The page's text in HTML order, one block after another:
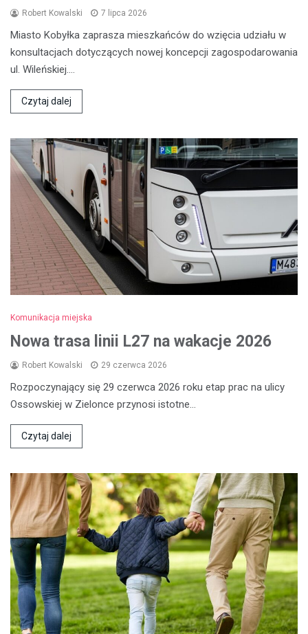
Robert Kowalski 7 lipca 2026
Miasto Kobyłka zaprasza mieszkańców do wzięcia udziału w
konsultacjach dotyczących nowej koncepcji zagospodarowania
ul. Wileńskiej.…
Czytaj dalej
Komunikacja miejska
Nowa trasa linii L27 na wakacje 2026
Robert Kowalski 29 czerwca 2026
Rozpoczynający się 29 czerwca 2026 roku etap prac na ulicy
Ossowskiej w Zielonce przynosi istotne…
Czytaj dalej